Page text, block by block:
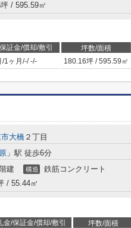
/ 595.59㎡
証金/償却/敷引 坪数/面積
/1ヶ月 /-/-/- 180.16坪 / 595.59㎡
大橋 ２丁目
」駅 徒歩6分
建 構造 鉄筋コンクリート
/ 55.44㎡
金/保証金/償却/敷引 坪数/面積